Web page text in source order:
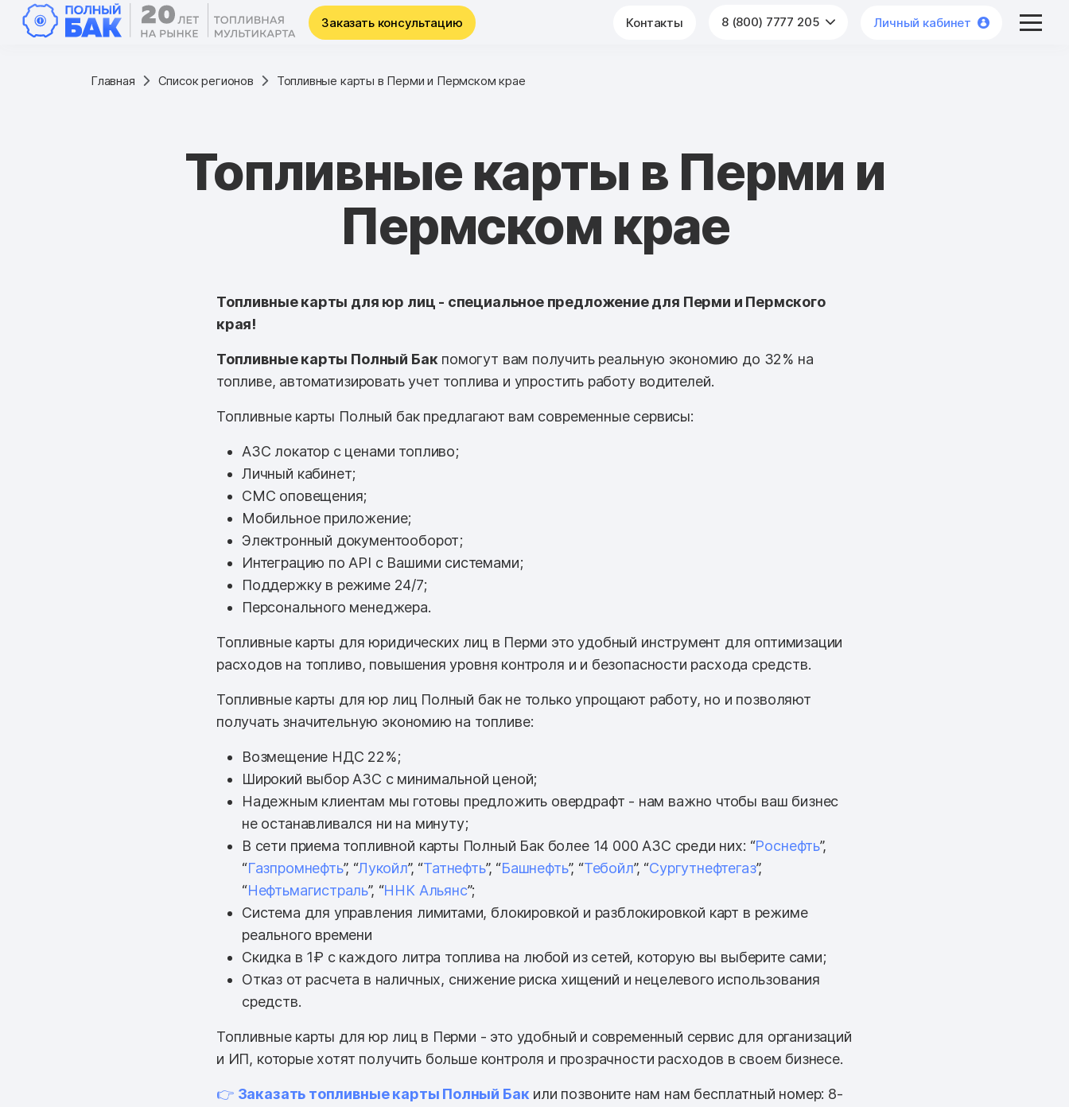
Заказать консультацию Контакты 8 (800) 7777 205 Личный кабинет
Главная Список регионов Топливные карты в Перми и Пермском крае
Топливные карты в Перми и
Пермском крае
Топливные карты для юр лиц - специальное предложение для Перми и Пермского
края!
Топливные карты Полный Бак помогут вам получить реальную экономию до 32% на
топливе, автоматизировать учет топлива и упростить работу водителей.
Топливные карты Полный бак предлагают вам современные сервисы:
АЗС локатор с ценами топливо;
Личный кабинет;
СМС оповещения;
Мобильное приложение;
Электронный документооборот;
Интеграцию по API с Вашими системами;
Поддержку в режиме 24/7;
Персонального менеджера.
Топливные карты для юридических лиц в Перми это удобный инструмент для оптимизации
расходов на топливо, повышения уровня контроля и и безопасности расхода средств.
Топливные карты для юр лиц Полный бак не только упрощают работу, но и позволяют
получать значительную экономию на топливе:
Возмещение НДС 22%;
Широкий выбор АЗС с минимальной ценой;
Надежным клиентам мы готовы предложить овердрафт - нам важно чтобы ваш бизнес
не останавливался ни на минуту;
В сети приема топливной карты Полный Бак более 14 000 АЗС среди них: “Роснефть”,
“Газпромнефть”, “Лукойл”, “Татнефть”, “Башнефть”, “Тебойл”, “Сургутнефтегаз”,
“Нефтьмагистраль”, “ННК Альянс”;
Система для управления лимитами, блокировкой и разблокировкой карт в режиме
реального времени
Скидка в 1₽ с каждого литра топлива на любой из сетей, которую вы выберите сами;
Отказ от расчета в наличных, снижение риска хищений и нецелевого использования
средств.
Топливные карты для юр лиц в Перми - это удобный и современный сервис для организаций
и ИП, которые хотят получить больше контроля и прозрачности расходов в своем бизнесе.
👉 Заказать топливные карты Полный Бак или позвоните нам нам бесплатный номер: 8-